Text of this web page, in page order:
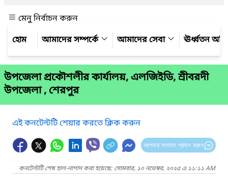
মেনু নির্বাচন করুন
আমাদের সম্পর্কে
আমাদের সেবা ঊর্ধ্বতন
উপজেলা প্রকৌশলীর কার্যালয়, এলজিইডি, শ্রীবরদী
উপজেলা , শেরপুর
এই কনটেন্টটি শেয়ার করতে ক্লিক করুন
আপনার মতামত প্রদান করুন
কনটেন্টটি শেষ হাল-নাগাদ করা হয়েছে: সোমবার, ১০ নভেম্বর, ২০২৫ এ ১১:১১ AM